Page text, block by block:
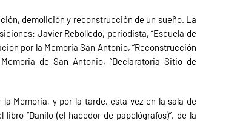
demolición y reconstrucción de un sueño. La
Javier Rebolledo, periodista, “Escuela de
por la Memoria San Antonio, “Reconstrucción
de San Antonio, “Declaratoria Sitio de
Memoria, y por la tarde, esta vez en la sala de
“Danilo (el hacedor de papelógrafos)”, de la